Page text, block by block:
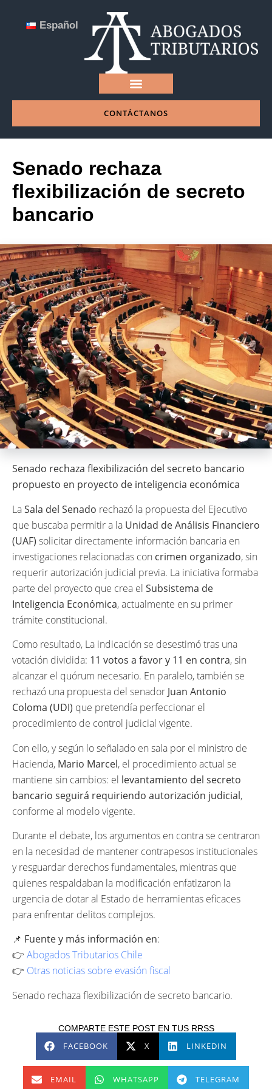
CONTÁCTANOS
Español
Senado rechaza
flexibilización de secreto
bancario
Senado rechaza flexibilización del secreto bancario
propuesto en proyecto de inteligencia económica
LaSala del Senado rechazó la propuesta del Ejecutivo
que buscaba permitir a la Unidad de Análisis Financiero
(UAF) solicitar directamente información bancaria en
investigaciones relacionadas con crimen organizado, sin
requerir autorización judicial previa. La iniciativa formaba
parte del proyecto que crea el Subsistema de
Inteligencia Económica, actualmente en su primer
trámite constitucional.
Como resultado, La indicación se desestimó tras una
votación dividida: 11 votos a favor y 11 en contra, sin
alcanzar el quórum necesario. En paralelo, también se
rechazó una propuesta del senador Juan Antonio
Coloma (UDI) que pretendía perfeccionar el
procedimiento de control judicial vigente.
Con ello, y según lo señalado en sala por el ministro de
Hacienda, Mario Marcel, el procedimiento actual se
mantiene sin cambios: el levantamiento del secreto
bancario seguirá requiriendo autorización judicial,
conforme al modelo vigente.
Durante el debate, los argumentos en contra se centraron
en la necesidad de mantener contrapesos institucionales
y resguardar derechos fundamentales, mientras que
quienes respaldaban la modificación enfatizaron la
urgencia de dotar al Estado de herramientas eficaces
para enfrentar delitos complejos.
📌 Fuente y más información en:
👉 Abogados Tributarios Chile
👉 Otras noticias sobre evasión fiscal
Senado rechaza flexibilización de secreto bancario.
COMPARTE ESTE POST EN TUS RRSS
FACEBOOK X LINKEDIN
EMAIL WHATSAPP TELEGRAM